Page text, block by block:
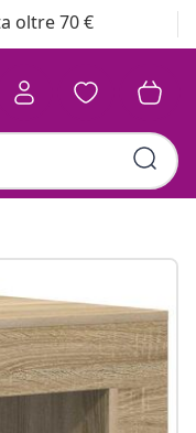
oltre 70 €